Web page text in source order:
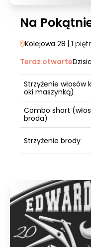
Na
Kolejowa 28 | 1
Teraz otwarte
Strzyżenie włosów
oki maszynką)
Combo short
broda)
Strzyżenie brody